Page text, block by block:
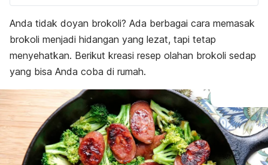
Anda tidak doyan brokoli? Ada berbagai cara memasak
brokoli menjadi hidangan yang lezat, tapi tetap
menyehatkan. Berikut kreasi resep olahan brokoli sedap
yang bisa Anda coba di rumah.